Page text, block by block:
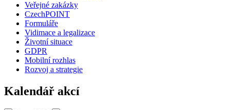
Veřejné zakázky
CzechPOINT
Formuláře
Vidimace a legalizace
Životní situace
GDPR
Mobilní rozhlas
Rozvoj a strategie
Kalendář akcí